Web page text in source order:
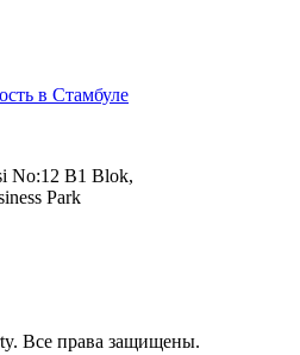
в Стамбуле
No:12 B1 Blok,
Park
Все права защищены.